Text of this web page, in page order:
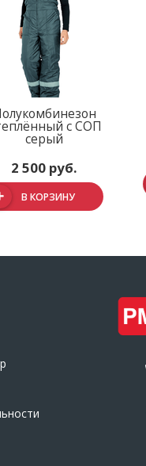
с СОП
серый
2 500 руб.
В КОРЗИНУ